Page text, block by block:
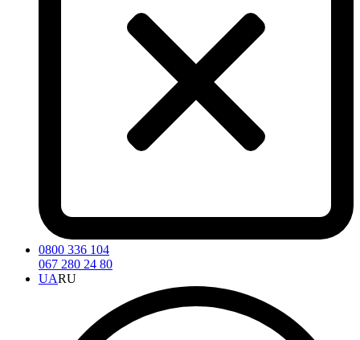
0800 336 104
067 280 24 80
UARU